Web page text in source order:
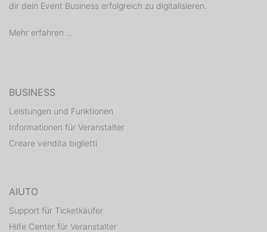
dir dein Event Business erfolgreich zu digitalisieren.
Mehr erfahren ...
BUSINESS
Leistungen und Funktionen
Informationen für Veranstalter
Creare vendita biglietti
AIUTO
Support für Ticketkäufer
Hilfe Center für Veranstalter